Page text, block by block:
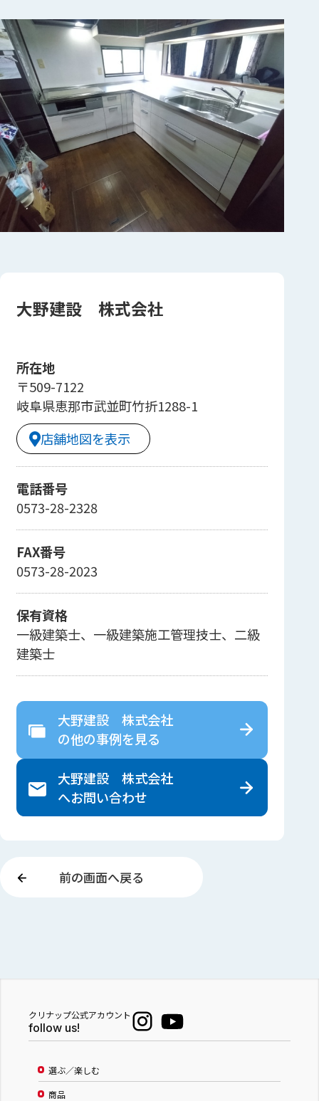
大野建設 株式会社
所在地
〒509-7122
岐阜県恵那市武並町竹折1288-1
店舗地図を表示
電話番号
0573-28-2328
FAX番号
0573-28-2023
保有資格
一級建築士、一級建築施工管理技士、二級
建築士
大野建設 株式会社
の他の事例を見る
大野建設 株式会社
へお問い合わせ
前の画面へ戻る
クリナップ公式アカウント
follow us!
選ぶ／楽しむ
商品